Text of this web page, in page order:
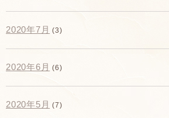
2020年7月 (3)
2020年6月 (6)
2020年5月 (7)